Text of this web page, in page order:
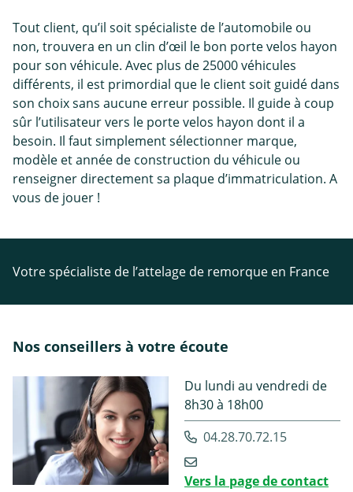
Tout client, qu’il soit spécialiste de l’automobile ou
non, trouvera en un clin d’œil le bon porte velos hayon
pour son véhicule. Avec plus de 25000 véhicules
différents, il est primordial que le client soit guidé dans
son choix sans aucune erreur possible. Il guide à coup
sûr l’utilisateur vers le porte velos hayon dont il a
besoin. Il faut simplement sélectionner marque,
modèle et année de construction du véhicule ou
renseigner directement sa plaque d’immatriculation. A
vous de jouer !
Votre spécialiste de l’attelage de remorque en France
Nos conseillers à votre écoute
Du lundi au vendredi de
8h30 à 18h00
04.28.70.72.15
Vers la page de contact